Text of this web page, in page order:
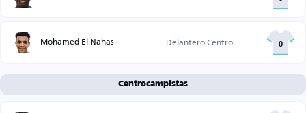
Mohamed El Nahas Delantero Centro 0
Centrocampistas